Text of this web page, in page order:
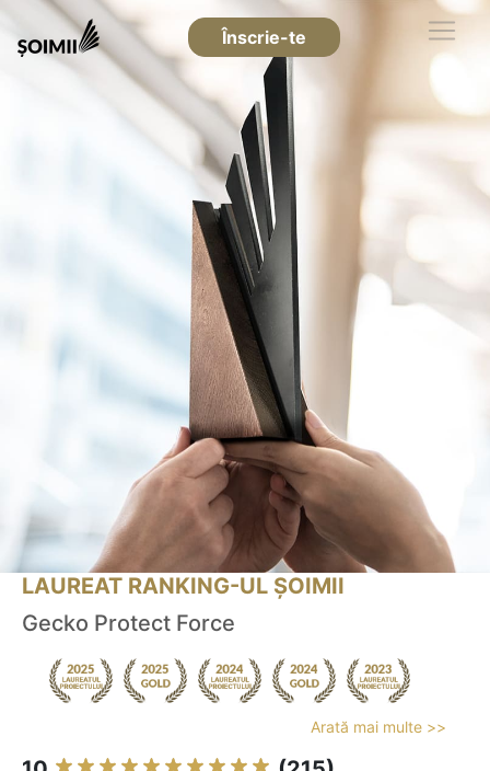
Înscrie-te
LAUREAT RANKING-UL ȘOIMII
Gecko Protect Force
Arată mai multe >>